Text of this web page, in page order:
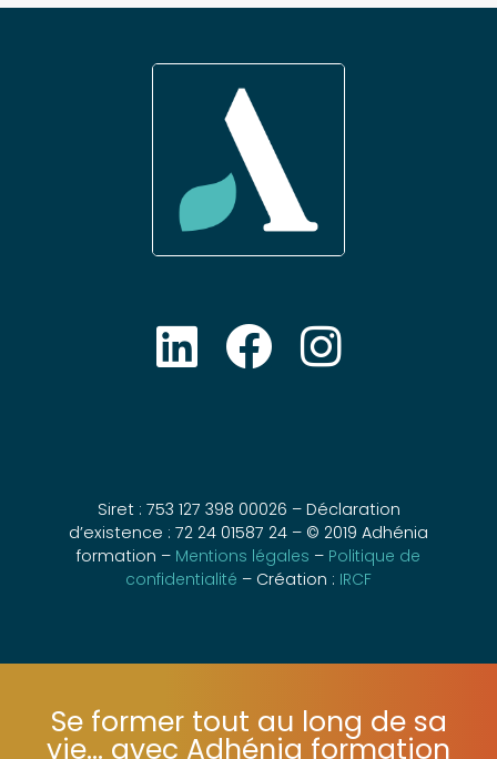
Siret : 753 127 398 00026 – Déclaration
d’existence : 72 24 01587 24 – © 2019 Adhénia
formation –Mentions légales– Politique de
Se former tout au long de sa